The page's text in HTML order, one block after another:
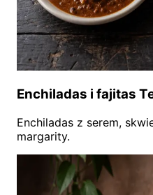
Enchiladas i fajitas
Enchiladas z serem,
margarity.